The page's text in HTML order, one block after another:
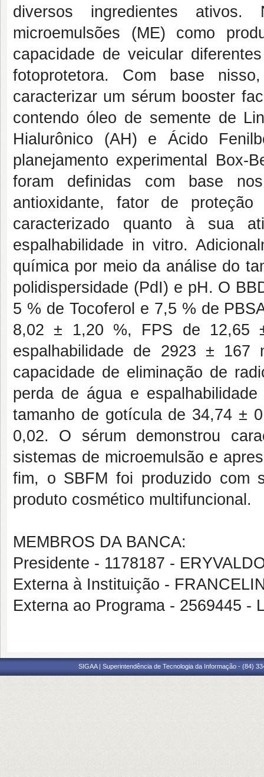
diversos ingredientes
microemulsões (ME) como
capacidade de veicular
fotoprotetora. Com base
caracterizar um sérum booster
contendo óleo de semente de
Hialurônico (AH) e Ácido
planejamento experimental Box-
foram definidas com base
antioxidante, fator de
caracterizado quanto à sua
espalhabilidade in vitro.
química por meio da análise do
polidispersidade (PdI) e pH. O
5 % de Tocoferol e 7,5 % de
8,02 ± 1,20 %, FPS de 12,65
espalhabilidade de 2923 ± 167
capacidade de eliminação de
perda de água e
tamanho de gotícula de 34,74 ±
0,02. O sérum demonstrou
sistemas de microemulsão e
fim, o SBFM foi produzido com
produto cosmético multifuncional.
MEMBROS DA BANCA:
Presidente - 1178187 -
Externa à Instituição -
Externa ao Programa - 2569445 -
SIGAA | Superintendência de Tecnologia da Informação - (84)